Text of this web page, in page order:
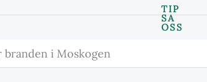
TIP
SA
OSS
i Moskogen